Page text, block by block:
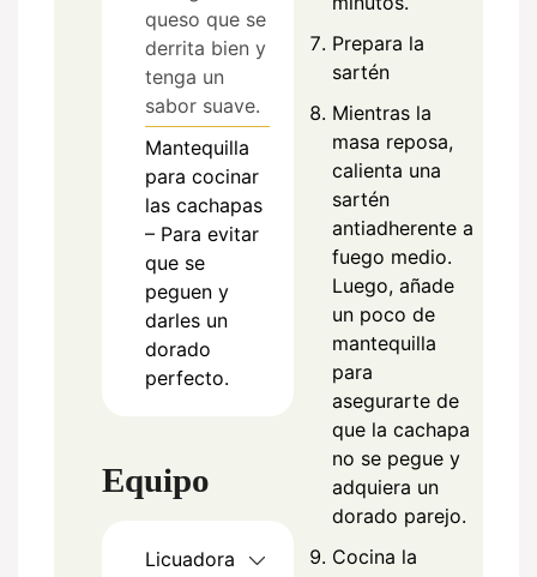
queso que se
derrita bien y
tenga un
sabor suave.
Mantequilla
para cocinar
las cachapas
– Para evitar
que se
peguen y
darles un
dorado
perfecto.
Equipo
Licuadora
Prepara la
sartén
Mientras la
masa reposa,
calienta una
sartén
antiadherente a
fuego medio.
Luego, añade
un poco de
mantequilla
para
asegurarte de
que la cachapa
no se pegue y
adquiera un
dorado parejo.
Cocina la